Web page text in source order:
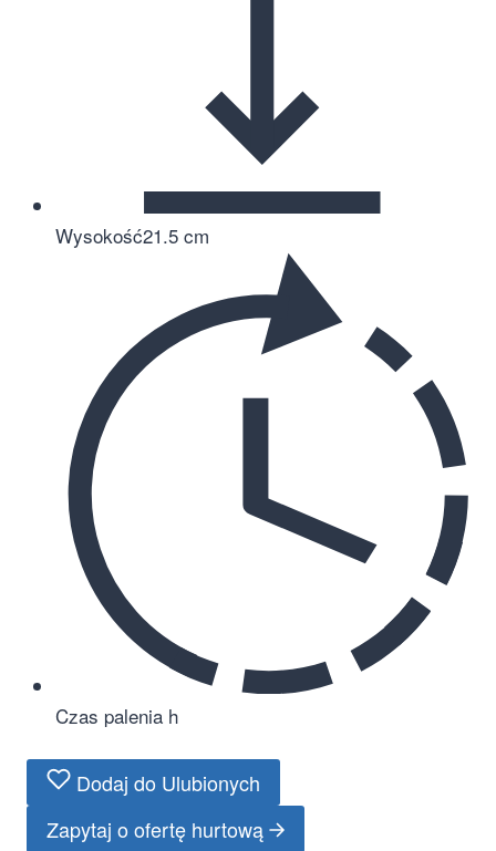
Wysokość21.5 cm
Czas paleniah
Dodaj do Ulubionych
Zapytaj o ofertę hurtową